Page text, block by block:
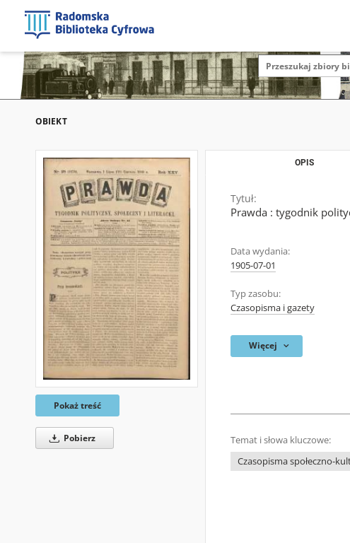
OBIEKT
Pokaż treść
Pobierz
OPIS
Tytuł:
Prawda : tygodnik
Data wydania:
1905-07-01
Typ zasobu:
Czasopisma i gazety
Więcej
Temat i słowa kluczowe:
Czasopisma społeczno-